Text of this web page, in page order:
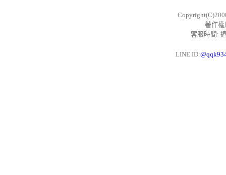
著作
客服時間:
LINE ID: